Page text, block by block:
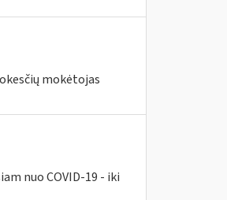
mokėtojas
nuo COVID-19 - iki